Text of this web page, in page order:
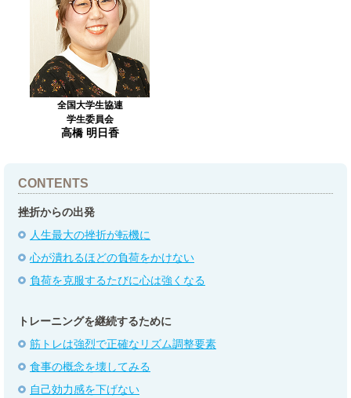
全国大学生協連
学生委員会
高橋 明日香
CONTENTS
挫折からの出発
人生最大の挫折が転機に
心が潰れるほどの負荷をかけない
負荷を克服するたびに心は強くなる
トレーニングを継続するために
筋トレは強烈で正確なリズム調整要素
食事の概念を壊してみる
自己効力感を下げない